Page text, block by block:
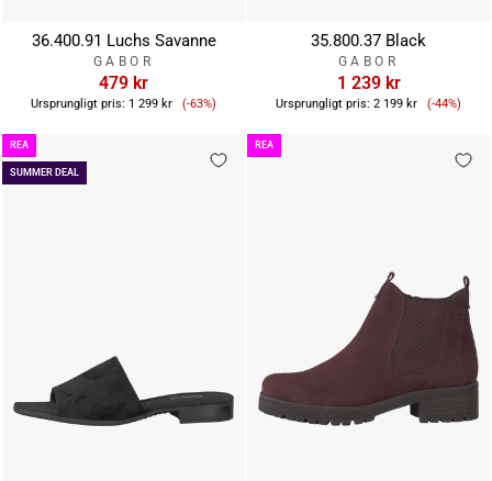
36.400.91 Luchs Savanne
GABOR
479 kr
Ursprungligt pris: 1 299 kr Reapris
(-63%)
35.800.37 Black
GABOR
1 239 kr
Ursprungligt pris: 2 199 kr Reapris
(-44%)
SUMMER DEAL
REA REA